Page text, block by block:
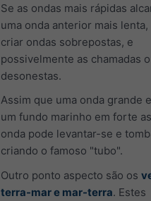
Se as ondas mais rápidas
uma onda anterior mais
criar ondas sobrepostas, e
possivelmente as chamadas
desonestas.
Assim que uma onda grande
um fundo marinho em forte
onda pode levantar-se e
criando o famoso "tubo".
Outro ponto aspecto são os
terra-mar e mar-terra. Estes